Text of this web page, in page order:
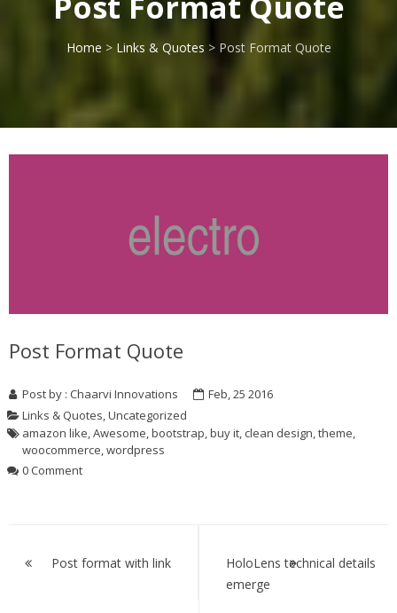
Home > Links & Quotes > Post Format Quote
Post Format Quote
Post by : Chaarvi Innovations
Feb, 25 2016
Links & Quotes,Uncategorized
amazon like Awesome bootstrap buy it clean design theme
woocommerce wordpress
0 Comment
navigation
Post format with link
HoloLens technical details
emerge